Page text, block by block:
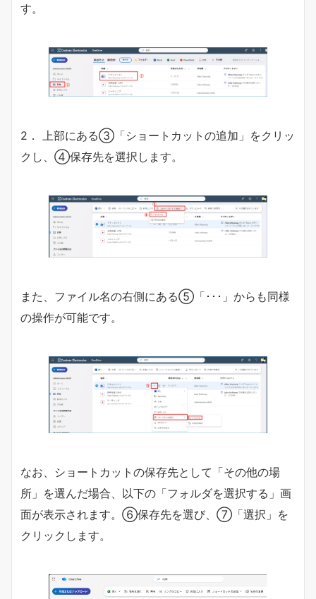
す。
2． 上部にある③「ショートカットの追加」をクリッ
クし、④保存先を選択します。
また、ファイル名の右側にある⑤「･･･」からも同様
の操作が可能です。
なお、ショートカットの保存先として「その他の場
所」を選んだ場合、以下の「フォルダを選択する」画
面が表示されます。⑥保存先を選び、⑦「選択」を
クリックします。